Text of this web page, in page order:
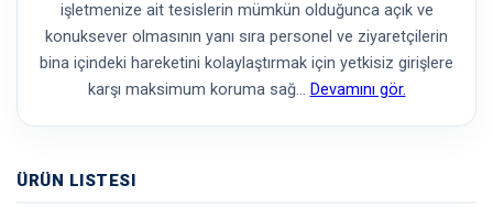
işletmenize ait tesislerin mümkün olduğunca açık ve
konuksever olmasının yanı sıra personel ve ziyaretçilerin
bina içindeki hareketini kolaylaştırmak için yetkisiz girişlere
karşı maksimum koruma sağ… Devamını gör.
ÜRÜN LISTESI